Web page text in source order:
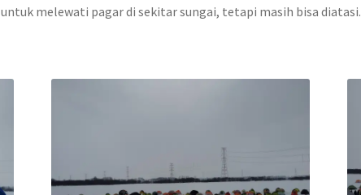
untuk melewati pagar di sekitar sungai, tetapi masih bisa diatasi.